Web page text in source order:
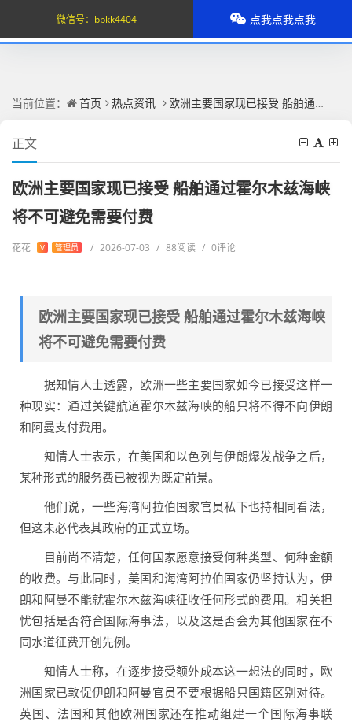
当前位置： 首页 热点资讯 欧洲主要国家现已接受 船舶通过霍尔木兹海峡将不可避免需要付费
正文
欧洲主要国家现已接受 船舶通过霍尔木兹海峡
将不可避免需要付费
花花 V 管理员 / 2026-07-03 / 88阅读 / 0评论
欧洲主要国家现已接受 船舶通过霍尔木兹海峡
将不可避免需要付费
据知情人士透露，欧洲一些主要国家如今已接受这样一
种现实：通过关键航道霍尔木兹海峡的船只将不得不向伊朗
和阿曼支付费用。
知情人士表示，在美国和以色列与伊朗爆发战争之后，
某种形式的服务费已被视为既定前景。
他们说，一些海湾阿拉伯国家官员私下也持相同看法，
但这未必代表其政府的正式立场。
目前尚不清楚，任何国家愿意接受何种类型、何种金额
的收费。与此同时，美国和海湾阿拉伯国家仍坚持认为，伊
朗和阿曼不能就霍尔木兹海峡征收任何形式的费用。相关担
忧包括是否符合国际海事法，以及这是否会为其他国家在不
同水道征费开创先例。
知情人士称，在逐步接受额外成本这一想法的同时，欧
洲国家已敦促伊朗和阿曼官员不要根据船只国籍区别对待。
英国、法国和其他欧洲国家还在推动组建一个国际海事联
微信号： bbkk4404 点我点我点我